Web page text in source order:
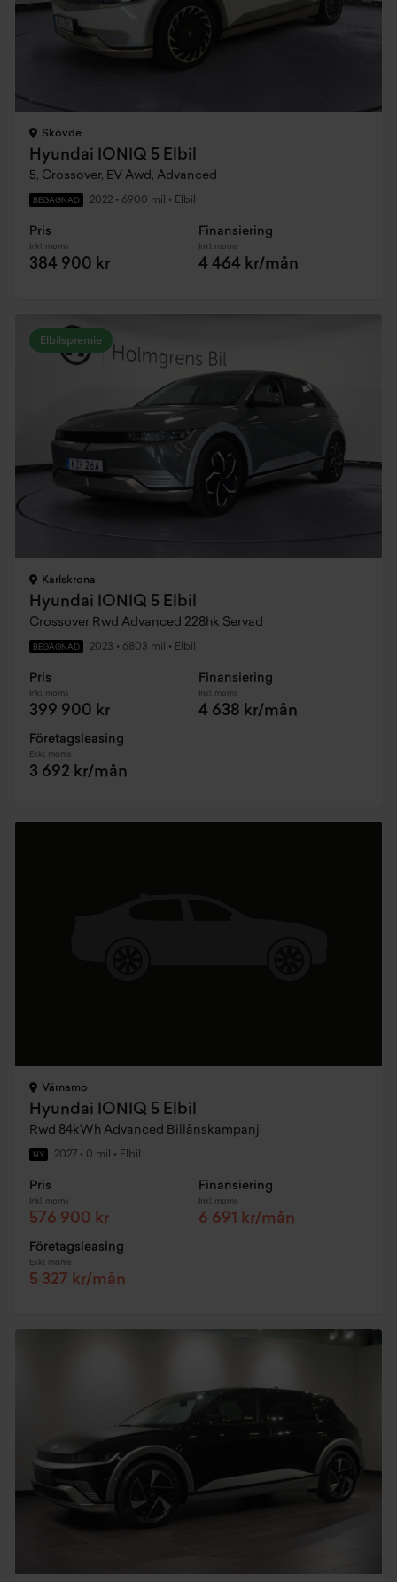
Skövde
Hyundai IONIQ 5 Elbil
5, Crossover, EV Awd, Advanced
BEGAGNAD 2022 • 6900 mil • Elbil
Pris
Inkl. moms
384 900 kr
Finansiering
Inkl. moms
4 464 kr/mån
Elbilspremie
Karlskrona
Hyundai IONIQ 5 Elbil
Crossover Rwd Advanced 228hk Servad
BEGAGNAD 2023 • 6803 mil • Elbil
Pris
Inkl. moms
399 900 kr
Finansiering
Inkl. moms
4 638 kr/mån
Företagsleasing
Exkl. moms
3 692 kr/mån
Värnamo
Hyundai IONIQ 5 Elbil
Rwd 84kWh Advanced Billånskampanj
NY 2027 • 0 mil • Elbil
Pris
Inkl. moms
576 900 kr
Finansiering
Inkl. moms
6 691 kr/mån
Företagsleasing
Exkl. moms
5 327 kr/mån